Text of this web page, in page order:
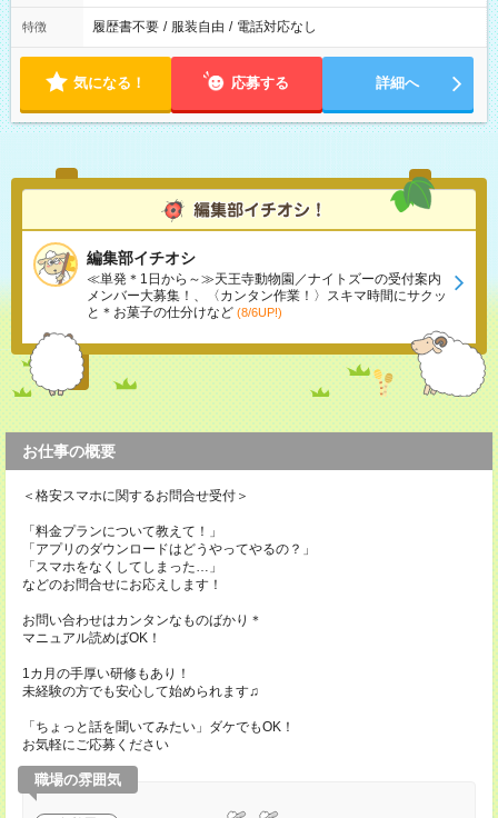
特徴 履歴書不要 / 服装自由 / 電話対応なし
気になる！ 応募する 詳細へ
編集部イチオシ
≪単発＊1日から～≫天王寺動物園／ナイトズーの受付案内
メンバー大募集！、〈カンタン作業！〉スキマ時間にサクッ
と＊お菓子の仕分けなど (8/6UP!)
お仕事の概要
＜格安スマホに関するお問合せ受付＞
「料金プランについて教えて！」
「アプリのダウンロードはどうやってやるの？」
「スマホをなくしてしまった…」
などのお問合せにお応えします！
お問い合わせはカンタンなものばかり＊
マニュアル読めばOK！
1カ月の手厚い研修もあり！
未経験の方でも安心して始められます♫
「ちょっと話を聞いてみたい」ダケでもOK！
お気軽にご応募ください
職場の雰囲気